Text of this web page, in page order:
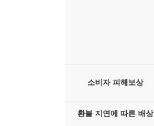
소비자 피해보상
환불 지연에 따른 배상